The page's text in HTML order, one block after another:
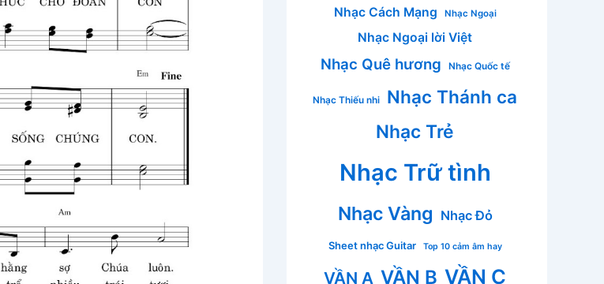
Nhạc Cách Mạng Nhạc Ngoại
Nhạc Ngoại lời Việt
Nhạc Quê hương Nhạc Quốc tế
Nhạc Thiếu nhi Nhạc Thánh ca
Nhạc Trẻ
Nhạc Trữ tình
Nhạc Vàng Nhạc Đỏ
Sheet nhạc Guitar Top 10 cảm âm hay
VẦN A VẦN B VẦN C